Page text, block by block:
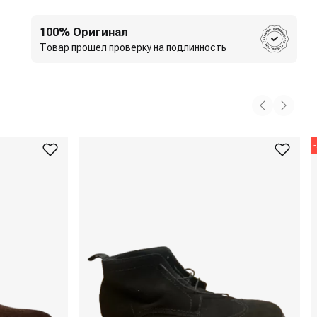
100% Оригинал
Товар прошел проверку на подлинность
-